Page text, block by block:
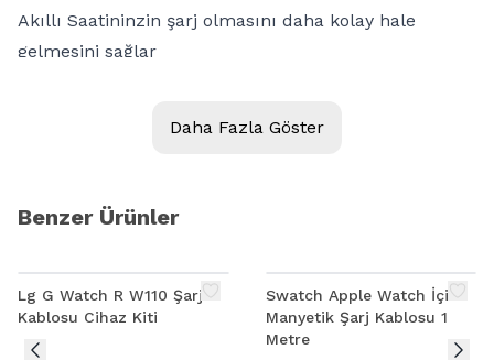
Akıllı Saatininzin şarj olmasını daha kolay hale
gelmesini sağlar
Paket dahil: 1 x Şarj Yuvası, 1 x Mikro USB Kablosu,
Daha Fazla Göster
Benzer Ürünler
Lg G Watch R W110 Şarj
Kablosu Cihaz Kiti
Swatch Apple Watch İçin
Manyetik Şarj Kablosu 1
Metre